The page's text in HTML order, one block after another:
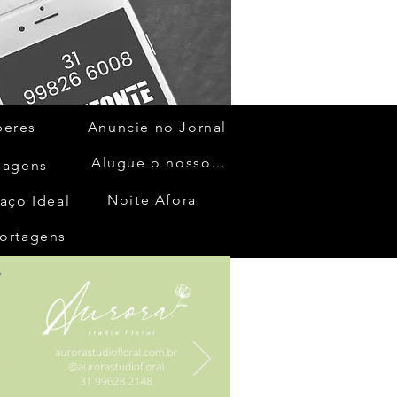
Ideal
Anuncie no Jornal
Alugue o nosso espaço
Noite Afora